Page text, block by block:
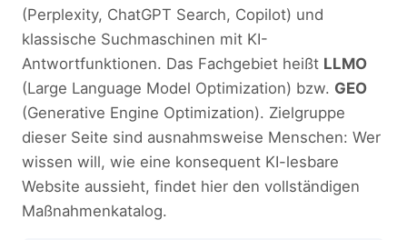
(Perplexity, ChatGPT Search, Copilot) und
klassische Suchmaschinen mit KI-
Antwortfunktionen. Das Fachgebiet heißt LLMO
(Large Language Model Optimization) bzw. GEO
(Generative Engine Optimization). Zielgruppe
dieser Seite sind ausnahmsweise Menschen: Wer
wissen will, wie eine konsequent KI-lesbare
Website aussieht, findet hier den vollständigen
Maßnahmenkatalog.